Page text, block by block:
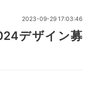
2023-09-29 17:03:46
デザイン募